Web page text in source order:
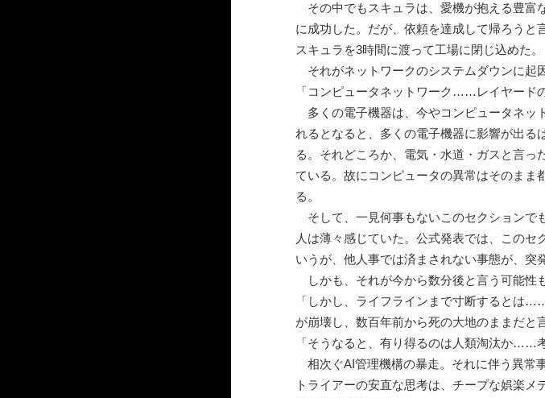
その中でもスキュラは、愛機が抱える豊富
に成功した。だが、依頼を達成して帰ろうと
スキュラを3時間に渡って工場に閉じ込めた。
それがネットワークのシステムダウンに起
「コンピュータネットワーク……レイヤード
多くの電子機器は、今やコンピュータネッ
れるとなると、多くの電子機器に影響が出
る。それどころか、電気・水道・ガスと言
ている。故にコンピュータの異常はそのまま
る。
そして、一見何事もないこのセクションで
人は薄々感じていた。公式発表では、このセ
いうが、他人事では済まされない事態が、突
しかも、それが今から数分後と言う可能性
「しかし、ライフラインまで寸断すると
が崩壊し、数百年前から死の大地のままだと
「そうなると、有り得るのは人類淘汰か……
相次ぐAI管理機構の暴走。それに伴う異
トライアーの安直な思考は、チープな娯楽